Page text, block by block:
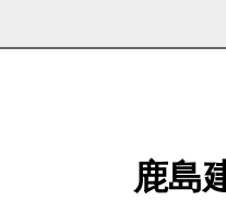
鹿島